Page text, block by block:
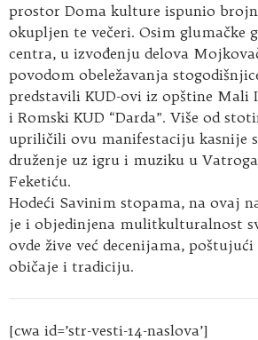
prostor Doma kulture ispunio
okupljen te večeri. Osim glumačke
centra, u izvođenju delova
povodom obeležavanja
predstavili KUD-ovi iz opštine Mali
i Romski KUD “Darda”. Više od
upriličili ovu manifestaciju kasnije
druženje uz igru i muziku u
Feketiću.
Hodeći Savinim stopama, na ovaj
je i objedinjena mulitkulturalnost
ovde žive već decenijama,
običaje i tradiciju.
[cwa id=’str-vesti-14-naslova’]